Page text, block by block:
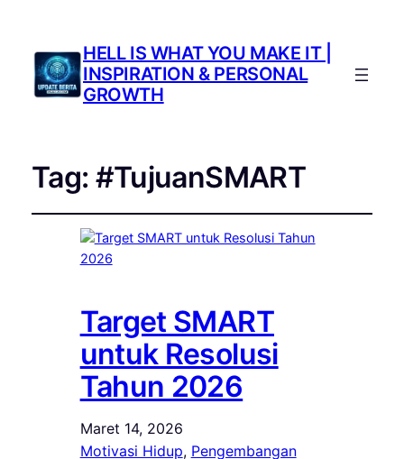
HELL IS WHAT YOU MAKE IT |
INSPIRATION & PERSONAL
GROWTH
Tag: #TujuanSMART
Target SMART
untuk Resolusi
Tahun 2026
Maret 14, 2026
Motivasi Hidup, Pengembangan